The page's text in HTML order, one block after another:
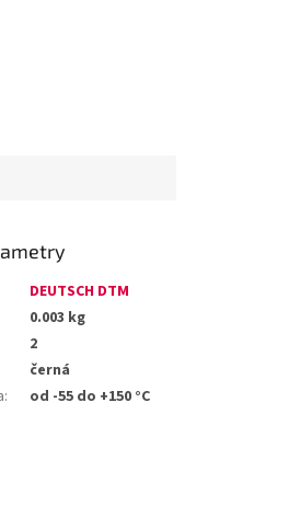
DEUTSCH DTM
0.003 kg
2
černá
: od -55 do +150 °C